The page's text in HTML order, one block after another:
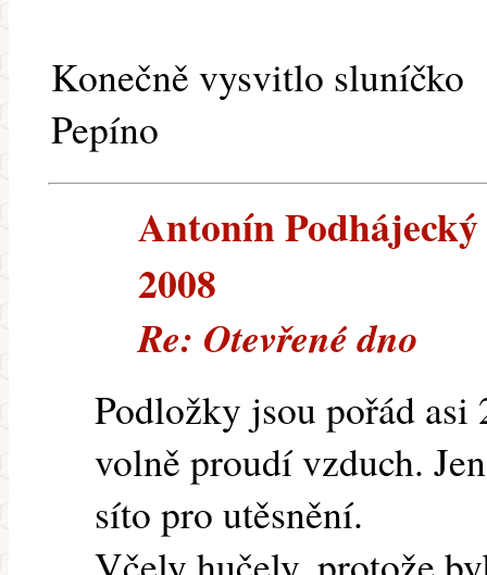
Konečně vysvitlo sluníčko
Pepíno
Antonín Podhájecký
2008
Re: Otevřené dno
Podložky jsou pořád asi
volně proudí vzduch.
síto pro utěsnění.